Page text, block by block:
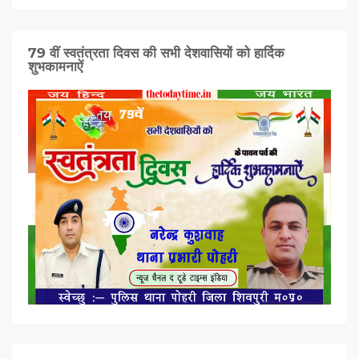
79 वीं स्वतंत्रता दिवस की सभी देशवासियों को हार्दिक
शुभकामनाऐं